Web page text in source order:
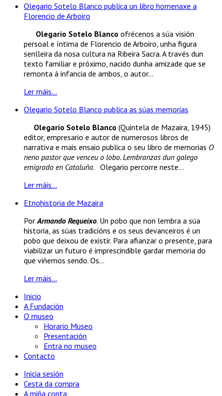
Olegario Sotelo Blanco publica un libro homenaxe a
Florencio de Arboiro
Olegario Sotelo Blanco ofrécenos a súa visión
persoal e íntima de Florencio de Arboiro, unha figura
senlleira da nosa cultura na Ribeira Sacra. A través dun
texto familiar e próximo, nacido dunha amizade que se
remonta á infancia de ambos, o autor...
Ler máis...
Olegario Sotelo Blanco publica as súas memorias
Olegario Sotelo Blanco (Quintela de Mazaira, 1945)
editor, empresario e autor de numerosos libros de
narrativa e mais ensaio publica o seu libro de memorias O
neno pastor que venceu o lobo. Lembranzas dun galego
emigrado en Cataluña. Olegario percorre neste...
Ler máis...
Etnohistoria de Mazaira
Por Armando Requeixo. Un pobo que non lembra a súa
historia, as súas tradicións e os seus devanceiros é un
pobo que deixou de existir. Para afianzar o presente, para
viabilizar un futuro é imprescindible gardar memoria do
que viñemos sendo. Os...
Ler máis...
Inicio
A Fundación
O museo
Horario Museo
Presentación
Entra no museo
Contacto
Inicia sesión
Cesta da compra
A miña conta